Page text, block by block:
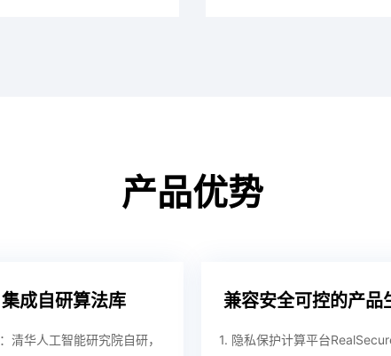
产品优势
集成自研算法库
：清华人工智能研究院自研，
兼容安全可控的产品
1. 隐私保护计算平台